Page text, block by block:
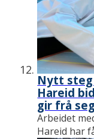
Nytt
Hareid
gir frå
Arbeidet
Hareid har